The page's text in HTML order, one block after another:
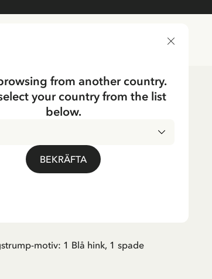
Långstrump
motiv: 1 Blå hink, 1 spade
from another country.
your country from the list
below.
BEKRÄFTA